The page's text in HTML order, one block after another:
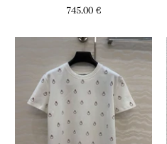
745.00 €